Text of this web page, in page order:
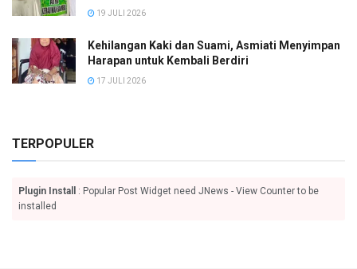
19 JULI 2026
Kehilangan Kaki dan Suami, Asmiati Menyimpan
Harapan untuk Kembali Berdiri
17 JULI 2026
TERPOPULER
Plugin Install
: Popular Post Widget need JNews - View Counter to be
installed